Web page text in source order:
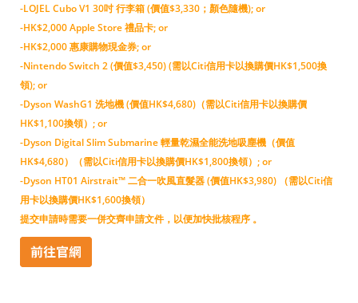
-LOJEL Cubo V1 30吋 行李箱 (價值$3,330；顏色隨機); or
-HK$2,000 Apple Store 禮品卡; or
-HK$2,000 惠康購物現金券; or
-Nintendo Switch 2 (價值$3,450) (需以Citi信用卡以換購價HK$1,500換
領); or
-Dyson WashG1 洗地機 (價值HK$4,680)（需以Citi信用卡以換購價
HK$1,100換領）; or
-Dyson Digital Slim Submarine 輕量乾濕全能洗地吸塵機（價值
HK$4,680）（需以Citi信用卡以換購價HK$1,800換領）; or
-Dyson HT01 Airstrait™ 二合一吹風直髮器 (價值HK$3,980) （需以Citi信
用卡以換購價HK$1,600換領）
提交申請時需要一併交齊申請文件，以便加快批核程序 。